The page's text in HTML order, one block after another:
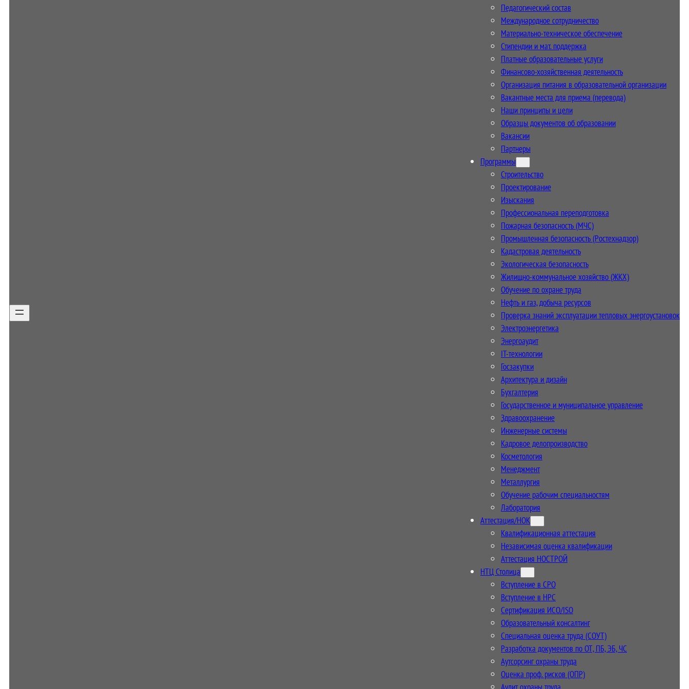
Педагогический состав
Международное сотрудничество
Материально-техническое обеспечение
Стипендии и мат. поддержка
Платные образовательные услуги
Финансово-хозяйственная деятельность
Организация питания в образовательной организации
Вакантные места для приема (перевода)
Наши принципы и цели
Образцы документов об образовании
Вакансии
Партнеры
Программы
Строительство
Проектирование
Изыскания
Профессиональная переподготовка
Пожарная безопасность (МЧС)
Промышленная безопасность (Ростехнадзор)
Кадастровая деятельность
Экологическая безопасность
Жилищно-коммунальное хозяйство (ЖКХ)
Обучение по охране труда
Нефть и газ, добыча ресурсов
Проверка знаний эксплуатации тепловых энергоустановок
Электроэнергетика
Энергоаудит
IT-технологии
Госзакупки
Архитектура и дизайн
Бухгалтерия
Государственное и муниципальное управление
Здравоохранение
Инженерные системы
Кадровое делопроизводство
Косметология
Менеджмент
Металлургия
Обучение рабочим специальностям
Лаборатория
Аттестация/НОК
Квалификационная аттестация
Независимая оценка квалификации
Аттестация НОСТРОЙ
НТЦ Столица
Вступление в СРО
Вступление в НРС
Сертификация ИСО/ISO
Образовательный консалтинг
Специальная оценка труда (СОУТ)
Разработка документов по ОТ, ПБ, ЭБ, ЧС
Аутсорсинг охраны труда
Оценка проф. рисков (ОПР)